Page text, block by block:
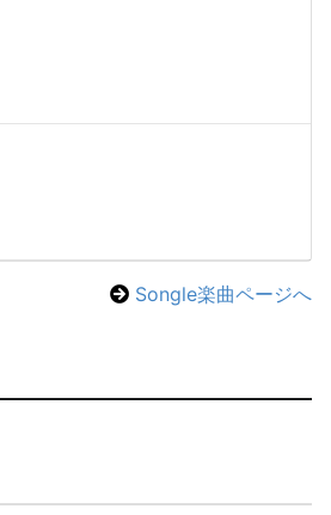
Songle楽曲ページへ